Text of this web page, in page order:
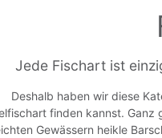
Jede Fischart ist
Deshalb haben wir diese
finden kannst. Ganz
Gewässern heikle